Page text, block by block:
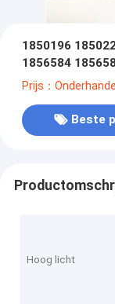
1850196
1856584
1856590
Prijs：
Beste
Hoog licht